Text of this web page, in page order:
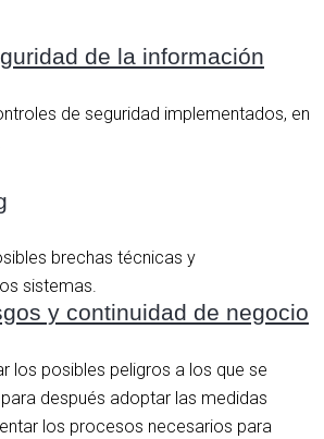
de la información
de seguridad implementados, en
brechas técnicas y
sistemas.
y continuidad de negocio
los posibles peligros a los que se
después adoptar las medidas
los procesos necesarios para